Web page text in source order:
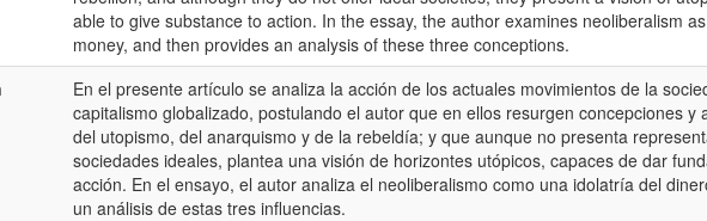
able to give substance to action. In the essay, the author examines neoliberalism
money, and then provides an analysis of these three conceptions.
En el presente artículo se analiza la acción de los actuales movimientos de la
capitalismo globalizado, postulando el autor que en ellos resurgen concepciones y
del utopismo, del anarquismo y de la rebeldía; y que aunque no presenta
sociedades ideales, plantea una visión de horizontes utópicos, capaces de dar
acción. En el ensayo, el autor analiza el neoliberalismo como una idolatría del
un análisis de estas tres influencias.